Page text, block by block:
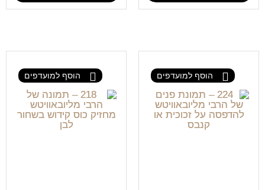
הוסף למועדפים הוסף למועדפים